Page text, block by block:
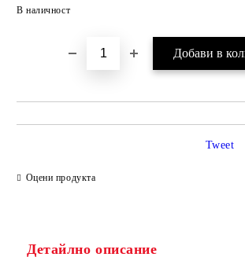
В наличност
Оцени продукта
Tweet
Детайлно описание